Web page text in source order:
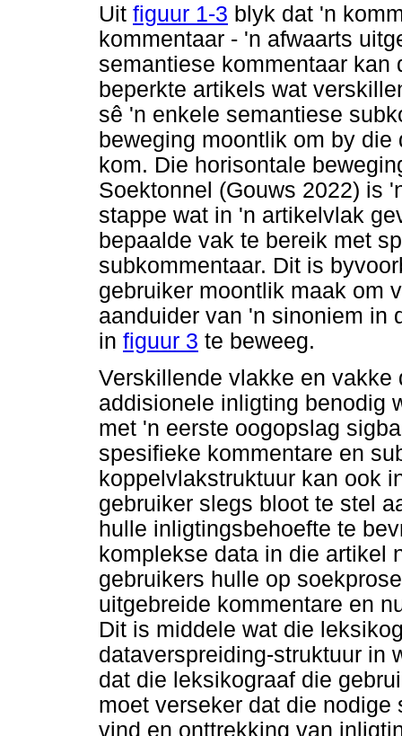
Uit figuur 1-3 blyk dat 'n
kommentaar - 'n afwaarts
semantiese kommentaar kan
beperkte artikels wat
sê 'n enkele semantiese
beweging moontlik om by
kom. Die horisontale
Soektonnel (Gouws 2022) is
stappe wat in 'n artikelvlak
bepaalde vak te bereik met
subkommentaar. Dit is
gebruiker moontlik maak om
aanduider van 'n sinoniem in
in figuur 3 te beweeg.
Verskillende vlakke en vakke
addisionele inligting benodig
met 'n eerste oogopslag
spesifieke kommentare en
koppelvlakstruktuur kan ook
gebruiker slegs bloot te stel
hulle inligtingsbehoefte te
komplekse data in die artikel
gebruikers hulle op
uitgebreide kommentare en
Dit is middele wat die
dataverspreiding-struktuur in
dat die leksikograaf die
moet verseker dat die
vind en onttrekking van